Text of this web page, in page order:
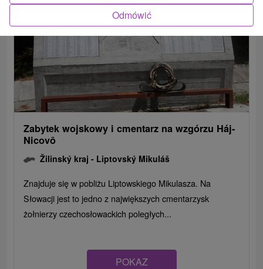
Zabytek wojskowy i cmentarz na wzgórzu Háj-
Nicovô
Žilinský kraj - Liptovský Mikuláš
Znajduje się w pobliżu Liptowskiego Mikulasza. Na
Słowacji jest to jedno z największych cmentarzysk
żołnierzy czechosłowackich poległych...
POKAZ
Odmówić